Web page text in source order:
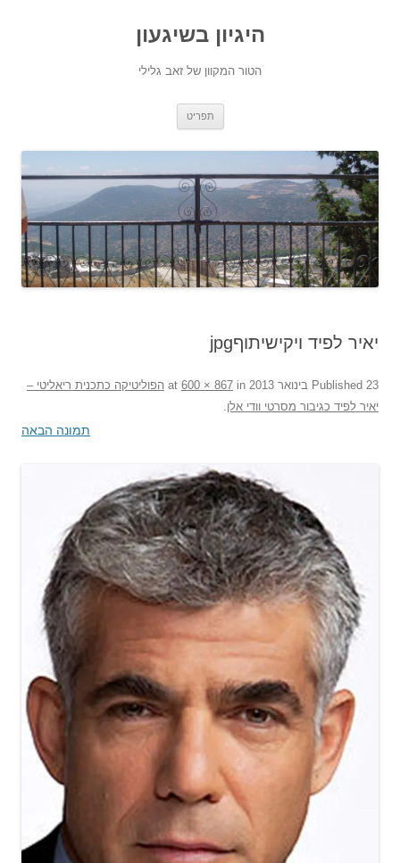
היגיון בשיגעון
הטור המקוון של זאב גלילי
תפריט
יאיר לפיד ויקישיתוףjpg
Published 23 בינואר 2013 600 × 867 in
הפוליטיקה כתכנית ריאליטי –
יאיר לפיד כגיבור מסרטי וודי אלן
תמונה הבאה